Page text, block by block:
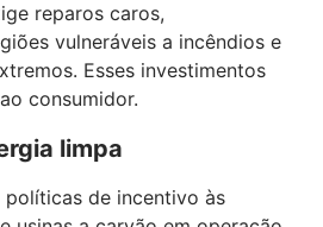
reparos caros,
vulneráveis a incêndios e
Esses investimentos
consumidor.
limpa
de incentivo às